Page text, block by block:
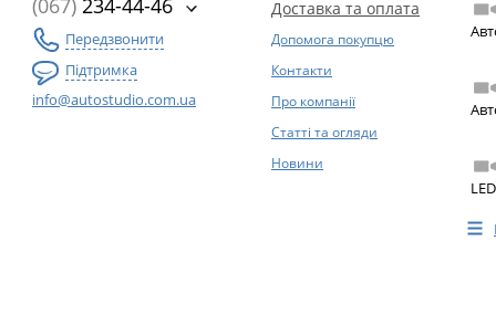
(067) 234-44-46
Передзвонити
Підтримка
info@autostudio.com.ua
Доставка та оплата
Допомога покупцю
Контакти
Про компанії
Статті та огляди
Новини